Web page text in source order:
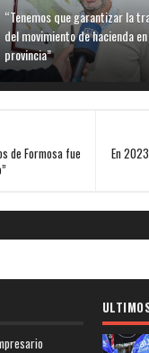
“Tenemos que garantizar la
del movimiento de hacienda
provincia”
En
de Formosa fue